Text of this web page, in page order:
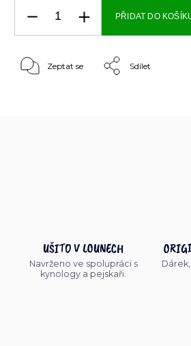
PŘIDAT DO
Zeptat se Sdílet
UŠITO V LOUNECH
Navrženo ve spolupráci s
kynology a pejskaři.